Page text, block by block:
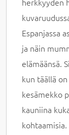
Espanjassa
ja näin
elämäänsä.
kun täällä
kesämekko
kauniina
kohtaamisia.